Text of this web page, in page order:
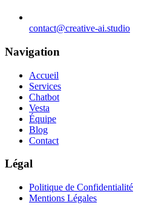
contact@creative-ai.studio
Navigation
Accueil
Services
Chatbot
Vesta
Équipe
Blog
Contact
Légal
Politique de Confidentialité
Mentions Légales